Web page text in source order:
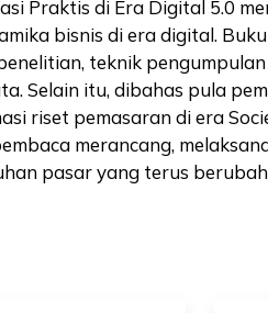
Praktis di Era Digital 5.0
bisnis di era digital.
teknik
Selain itu, dibahas pula
riset pemasaran di era
merancang,
pasar yang terus